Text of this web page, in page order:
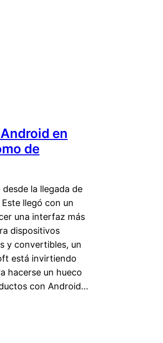
en
de
la llegada de
llegó con un
una interfaz más
dispositivos
y convertibles, un
está invirtiendo
hacerse un hueco
con Android…